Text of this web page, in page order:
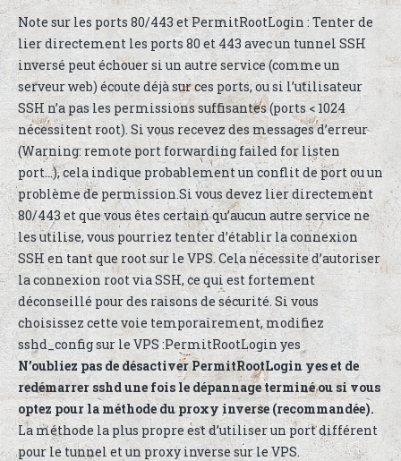
Note sur les ports 80/443 et PermitRootLogin : Tenter de
lier directement les ports 80 et 443 avec un tunnel SSH
inversé peut échouer si un autre service (comme un
serveur web) écoute déjà sur ces ports, ou si l’utilisateur
SSH n’a pas les permissions suffisantes (ports < 1024
nécessitent root). Si vous recevez des messages d’erreur
(Warning: remote port forwarding failed for listen
port…), cela indique probablement un conflit de port ou un
problème de permission.Si vous devez lier directement
80/443 et que vous êtes certain qu’aucun autre service ne
les utilise, vous pourriez tenter d’établir la connexion
SSH en tant que root sur le VPS. Cela nécessite d’autoriser
la connexion root via SSH, ce qui est fortement
déconseillé pour des raisons de sécurité. Si vous
choisissez cette voie temporairement, modifiez
sshd_config sur le VPS :PermitRootLogin yes
N’oubliez pas de désactiver PermitRootLogin yes et de
redémarrer sshd une fois le dépannage terminé ou si vous
optez pour la méthode du proxy inverse (recommandée).
La méthode la plus propre est d’utiliser un port différent
pour le tunnel et un proxy inverse sur le VPS.